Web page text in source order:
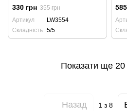
330 грн 355 грн
Артикул
LW3554
Складність 5/5
Показати ще 20
Назад 1 з 8